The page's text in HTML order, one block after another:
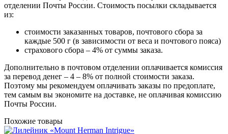
отделении Почты России. Стоимость посылки складывается
из:
стоимости заказанных товаров, почтового сбора за
каждые 500 г (в зависимости от веса и почтового пояса)
страхового сбора – 4% от суммы заказа.
Дополнительно в почтовом отделении оплачивается комиссия
за перевод денег – 4 – 8% от полной стоимости заказа.
Поэтому мы рекомендуем оплачивать заказы по предоплате,
тем самым вы экономите на доставке, не оплачивая комиссию
Почты России.
Похожие товары